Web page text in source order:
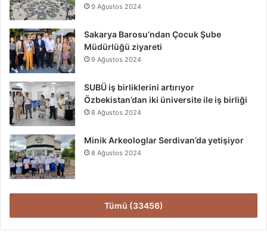
9 Ağustos 2024
Sakarya Barosu’ndan Çocuk Şube
Müdürlüğü ziyareti
9 Ağustos 2024
SUBÜ iş birliklerini artırıyor
Özbekistan’dan iki üniversite ile iş birliği
8 Ağustos 2024
Minik Arkeologlar Serdivan’da yetişiyor
8 Ağustos 2024
Tümü (33456)